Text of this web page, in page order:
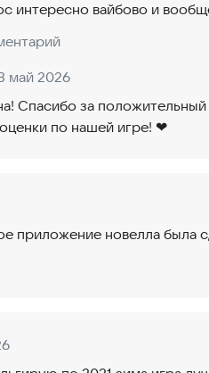
интересно вайбово и
май 2026
Спасибо за
по нашей игре! ❤
приложение новелла была